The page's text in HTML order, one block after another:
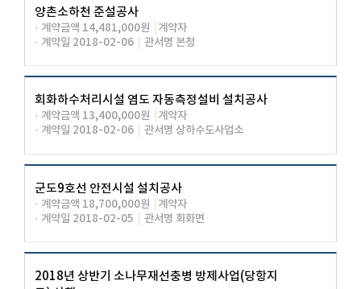
양촌소하천 준설공사
· 계약금액 14,481,000원
계약자
· 계약일 2018-02-06
관서명 본청
회화하수처리시설 염도 자동측정설비 설치공사
· 계약금액 13,400,000원
계약자
· 계약일 2018-02-06
관서명 상하수도사업소
군도9호선 안전시설 설치공사
· 계약금액 18,700,000원
계약자
· 계약일 2018-02-05
관서명 회화면
2018년 상반기 소나무재선충병 방제사업(당항지